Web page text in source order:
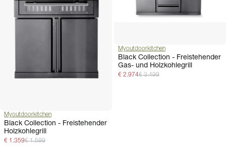
Myoutdoorkitchen
Black Collection - Freistehender
Holzkohlegrill
€ 1.599
€ 1.359
Myoutdoorkitchen
Black Collection - Freistehender
Gas- und Holzkohlegrill
€ 3.499
€ 2.974